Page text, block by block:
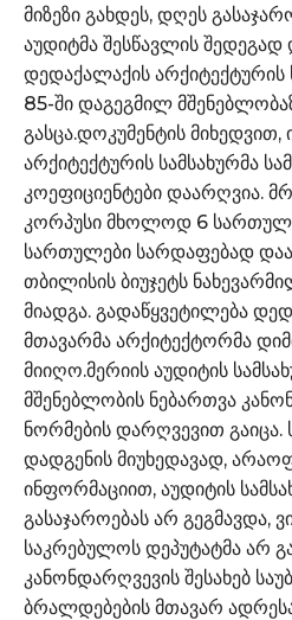
მიზეზი გახდეს, დღეს
აუდიტმა შესწავლის შედეგად
დედაქალაქის არქიტექტურის
85-ში დაგეგმილ
გასცა.დოკუმენტის
არქიტექტურის სამსახურმა
კოეფიციენტები დაარღვია.
კორპუსი მხოლოდ 6
სართულები სარდაფებად
თბილისის ბიუჯეტს
მიადგა. გადაწყვეტილება
მთავარმა არქიტექტორმა
მიიღო.მერიის აუდიტის
მშენებლობის ნებართვა
ნორმების დარღვევით
დადგენის მიუხედავად,
ინფორმაციით, აუდიტის
გასაჯაროებას არ გეგმავდა,
საკრებულოს დეპუტატმა არ
კანონდარღვევის შესახებ
ბრალდებების მთავარ